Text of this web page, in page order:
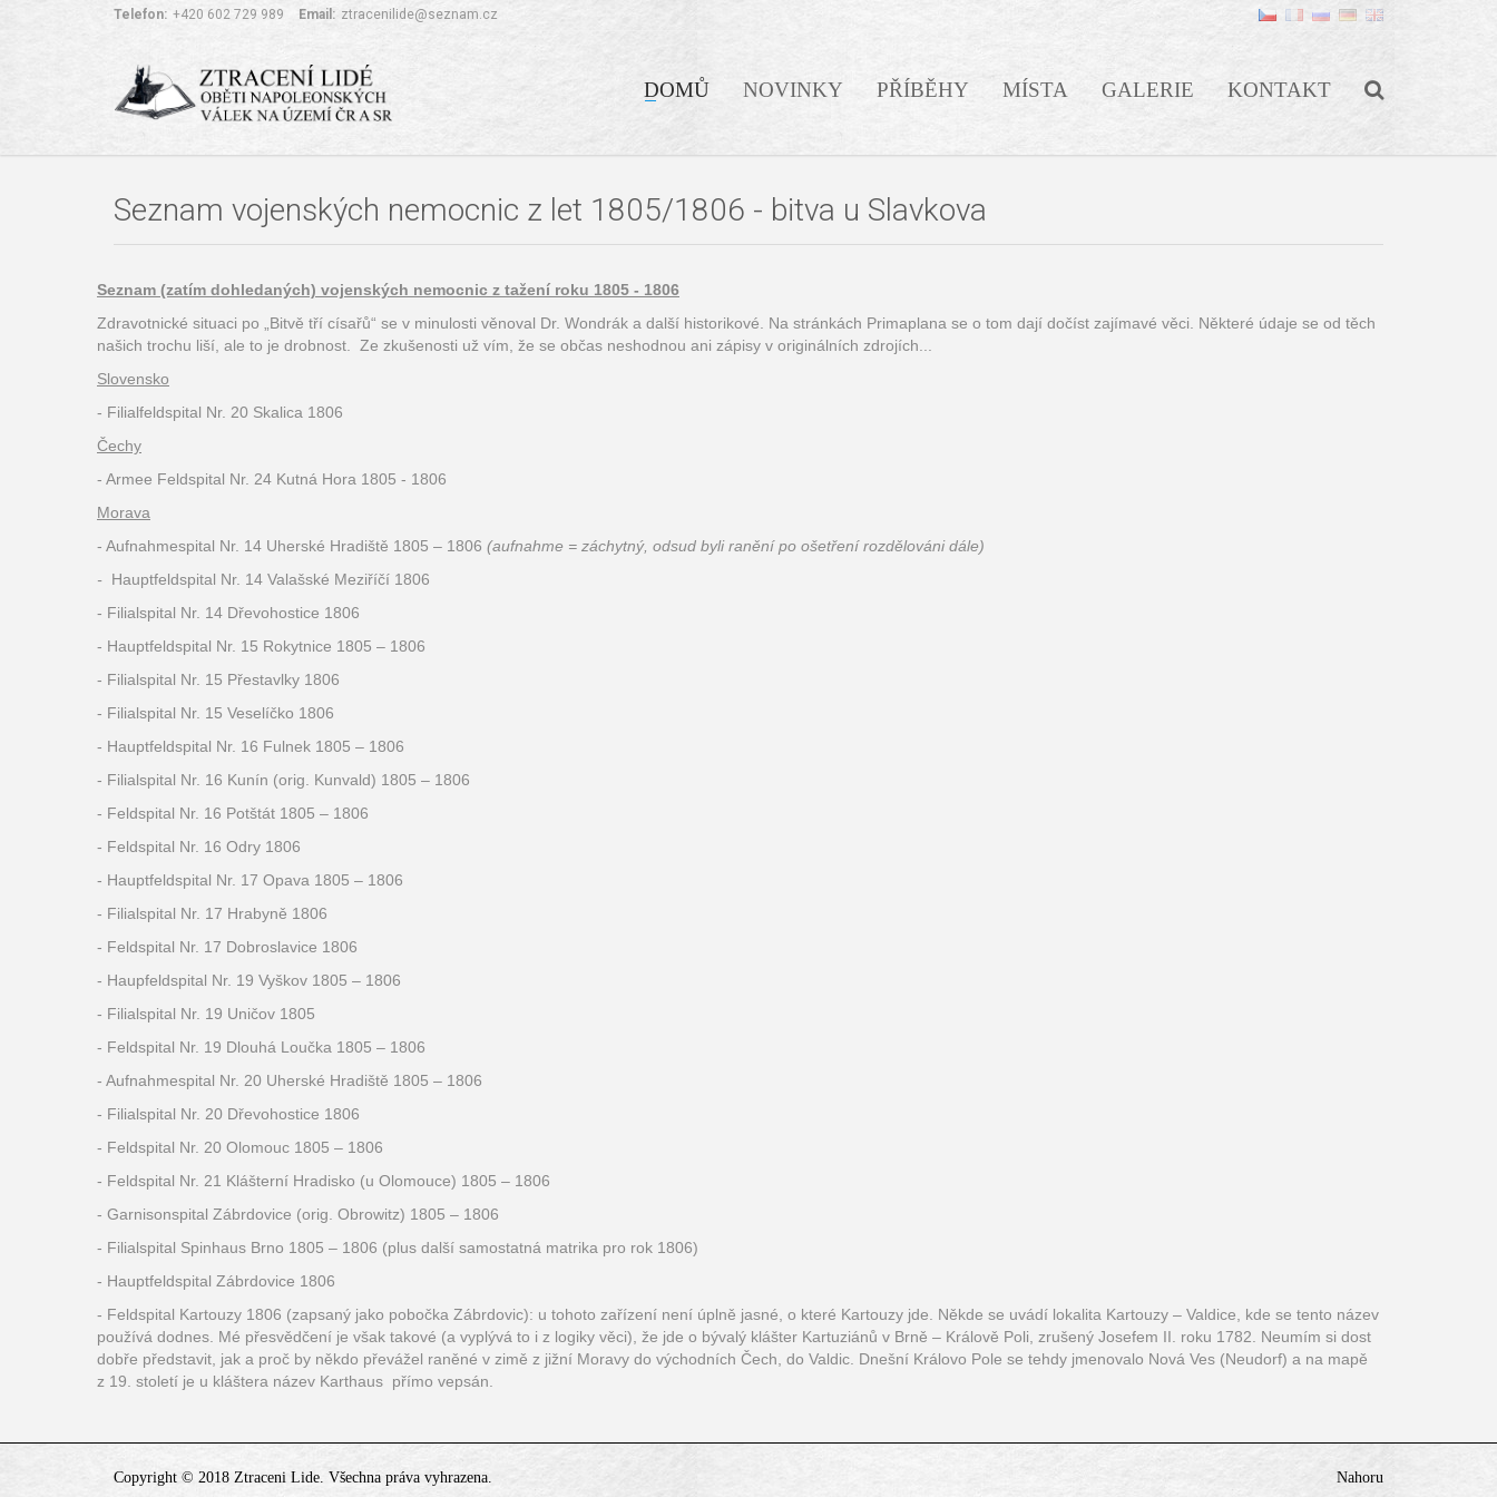
Telefon: +420 602 729 989 Email: ztracenilide@seznam.cz
DOMŮ NOVINKY PŘÍBĚHY MÍSTA GALERIE KONTAKT
Seznam vojenských nemocnic z let 1805/1806 - bitva u Slavkova
Seznam (zatím dohledaných) vojenských nemocnic z tažení roku 1805 - 1806
Zdravotnické situaci po „Bitvě tří císařů“ se v minulosti věnoval Dr. Wondrák a další historikové. Na stránkách Primaplana se o tom dají dočíst zajímavé věci. Některé údaje se od těch
našich trochu liší, ale to je drobnost. Ze zkušenosti už vím, že se občas neshodnou ani zápisy v originálních zdrojích...
Slovensko
- Filialfeldspital Nr. 20 Skalica 1806
Čechy
- Armee Feldspital Nr. 24 Kutná Hora 1805 - 1806
Morava
- Aufnahmespital Nr. 14 Uherské Hradiště 1805 – 1806 (aufnahme = záchytný, odsud byli ranění po ošetření rozdělováni dále)
- Hauptfeldspital Nr. 14 Valašské Meziříčí 1806
- Filialspital Nr. 14 Dřevohostice 1806
- Hauptfeldspital Nr. 15 Rokytnice 1805 – 1806
- Filialspital Nr. 15 Přestavlky 1806
- Filialspital Nr. 15 Veselíčko 1806
- Hauptfeldspital Nr. 16 Fulnek 1805 – 1806
- Filialspital Nr. 16 Kunín (orig. Kunvald) 1805 – 1806
- Feldspital Nr. 16 Potštát 1805 – 1806
- Feldspital Nr. 16 Odry 1806
- Hauptfeldspital Nr. 17 Opava 1805 – 1806
- Filialspital Nr. 17 Hrabyně 1806
- Feldspital Nr. 17 Dobroslavice 1806
- Haupfeldspital Nr. 19 Vyškov 1805 – 1806
- Filialspital Nr. 19 Uničov 1805
- Feldspital Nr. 19 Dlouhá Loučka 1805 – 1806
- Aufnahmespital Nr. 20 Uherské Hradiště 1805 – 1806
- Filialspital Nr. 20 Dřevohostice 1806
- Feldspital Nr. 20 Olomouc 1805 – 1806
- Feldspital Nr. 21 Klášterní Hradisko (u Olomouce) 1805 – 1806
- Garnisonspital Zábrdovice (orig. Obrowitz) 1805 – 1806
- Filialspital Spinhaus Brno 1805 – 1806 (plus další samostatná matrika pro rok 1806)
- Hauptfeldspital Zábrdovice 1806
- Feldspital Kartouzy 1806 (zapsaný jako pobočka Zábrdovic): u tohoto zařízení není úplně jasné, o které Kartouzy jde. Někde se uvádí lokalita Kartouzy – Valdice, kde se tento název
používá dodnes. Mé přesvědčení je však takové (a vyplývá to i z logiky věci), že jde o bývalý klášter Kartuziánů v Brně – Králově Poli, zrušený Josefem II. roku 1782. Neumím si dost
dobře představit, jak a proč by někdo převážel raněné v zimě z jižní Moravy do východních Čech, do Valdic. Dnešní Královo Pole se tehdy jmenovalo Nová Ves (Neudorf) a na mapě
z 19. století je u kláštera název Karthaus přímo vepsán.
Copyright © 2018 Ztraceni Lide. Všechna práva vyhrazena. Nahoru